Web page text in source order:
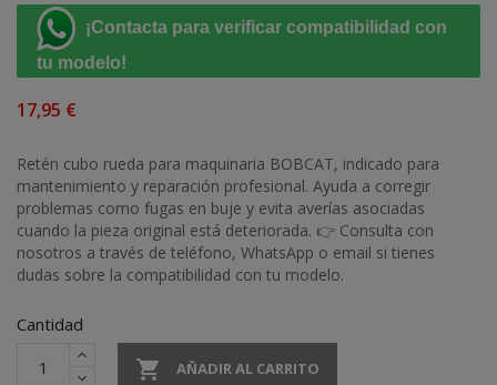
¡Contacta para verificar compatibilidad con
tu modelo!
17,95 €
Retén cubo rueda para maquinaria BOBCAT, indicado para
mantenimiento y reparación profesional. Ayuda a corregir
problemas como fugas en buje y evita averías asociadas
cuando la pieza original está deteriorada. 👉 Consulta con
nosotros a través de teléfono, WhatsApp o email si tienes
dudas sobre la compatibilidad con tu modelo.
Cantidad
 AÑADIR AL CARRITO